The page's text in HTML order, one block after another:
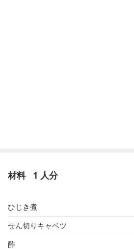
材料 1 人分
ひじき煮
せん切りキャベツ
酢